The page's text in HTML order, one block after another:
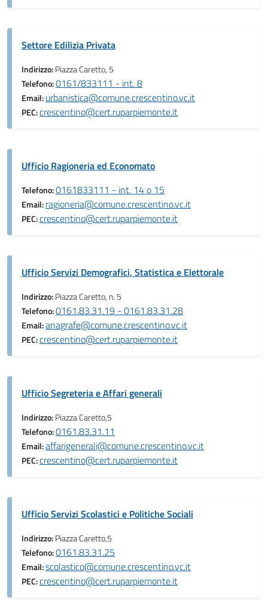
Settore Edilizia Privata
Indirizzo:Piazza Caretto, 5
Telefono:0161/833111 - int. 8
Email:urbanistica@comune.crescentino.vc.it
PEC:crescentino@cert.ruparpiemonte.it
Ufficio Ragioneria ed Economato
Telefono:0161833111 - int. 14 o 15
Email:ragioneria@comune.crescentino.vc.it
PEC:crescentino@cert.ruparpiemonte.it
Ufficio Servizi Demografici, Statistica e Elettorale
Indirizzo:Piazza Caretto, n. 5
Telefono:0161.83.31.19 - 0161.83.31.28
Email:anagrafe@comune.crescentino.vc.it
PEC:crescentino@cert.ruparpiemonte.it
Ufficio Segreteria e Affari generali
Indirizzo:Piazza Caretto,5
Telefono:0161.83.31.11
Email:affarigenerali@comune.crescentino.vc.it
PEC:crescentino@cert.ruparpiemonte.it
Ufficio Servizi Scolastici e Politiche Sociali
Indirizzo:Piazza Caretto,5
Telefono:0161.83.31.25
Email:scolastico@comune.crescentino.vc.it
PEC:crescentino@cert.ruparpiemonte.it